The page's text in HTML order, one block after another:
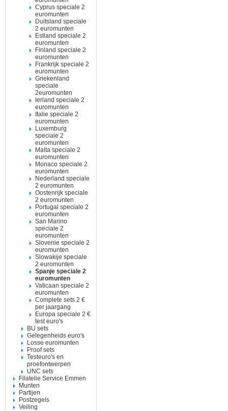
Cyprus speciale 2
euromunten
Duitsland speciale
2 euromunten
Estland speciale 2
euromunten
Finland speciale 2
euromunten
Frankrijk speciale 2
euromunten
Griekenland
speciale
2euromunten
Ierland speciale 2
euromunten
Italie speciale 2
euromunten
Luxemburg
speciale 2
euromunten
Malta speciale 2
euromunten
Monaco speciale 2
euromunten
Nederland speciale
2 euromunten
Oostenrijk speciale
2 euromunten
Portugal speciale 2
euromunten
San Marino
speciale 2
euromunten
Slovenie speciale 2
euromunten
Slowakije speciale
2 euromunten
Spanje speciale 2
euromunten
Vaticaan speciale 2
euromunten
Complete sets 2 €
per jaargang
Europa speciale 2 €
test euro's
BU sets
Gelegenheids euro's
Losse euromunten
Proof sets
Testeuro's en
proefontwerpen
UNC sets
Filatelie Service Emmen
Munten
Partijen
Postzegels
Veiling